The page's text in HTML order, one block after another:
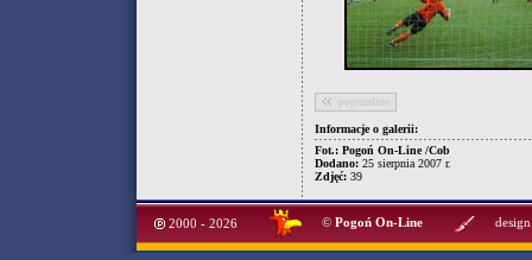
poprzednie
Informacje o galerii:
Fot.: Pogoń On-Line /Cob
Dodano: 25 sierpnia 2007 r.
Zdjęć: 39
2000 - 2026 © Pogoń On-Line